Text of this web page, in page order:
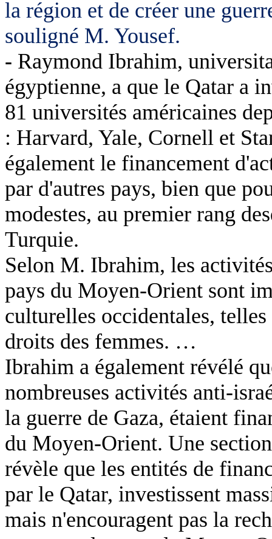
la région et de créer une
souligné M. Yousef.
- Raymond Ibrahim,
égyptienne, a que le Qatar a
81 universités américaines
: Harvard, Yale, Cornell et
également le financement
par d'autres pays, bien que
modestes, au premier rang
Turquie.
Selon M. Ibrahim, les
pays du Moyen-Orient sont
culturelles occidentales,
droits des femmes. …
Ibrahim a également révélé
nombreuses activités anti-
la guerre de Gaza, étaient
du Moyen-Orient. Une
révèle que les entités de
par le Qatar, investissent
mais n'encouragent pas la